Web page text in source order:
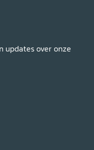
updates over onze